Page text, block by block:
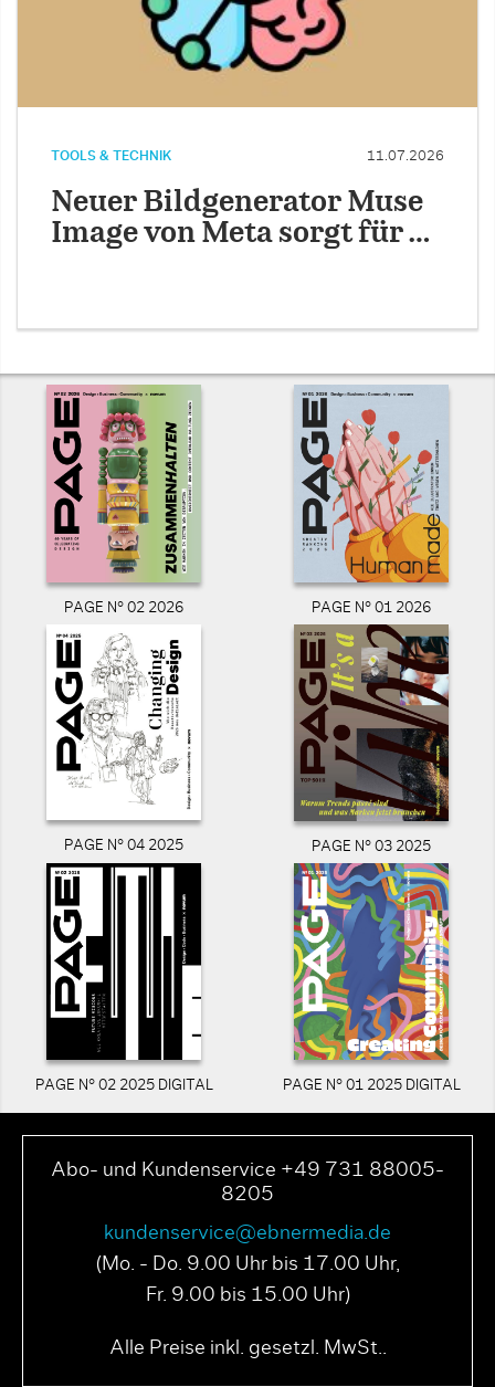
TOOLS & TECHNIK 11.07.2026
Neuer Bildgenerator Muse
Image von Meta sorgt für …
PAGE N° 02 2026 PAGE N° 01 2026
PAGE N° 04 2025 PAGE N° 03 2025
PAGE N° 02 2025 DIGITAL PAGE N° 01 2025 DIGITAL
Abo- und Kundenservice +49 731 88005-
8205
kundenservice@ebnermedia.de
(Mo. - Do. 9.00 Uhr bis 17.00 Uhr,
Fr. 9.00 bis 15.00 Uhr)
Alle Preise inkl. gesetzl. MwSt..